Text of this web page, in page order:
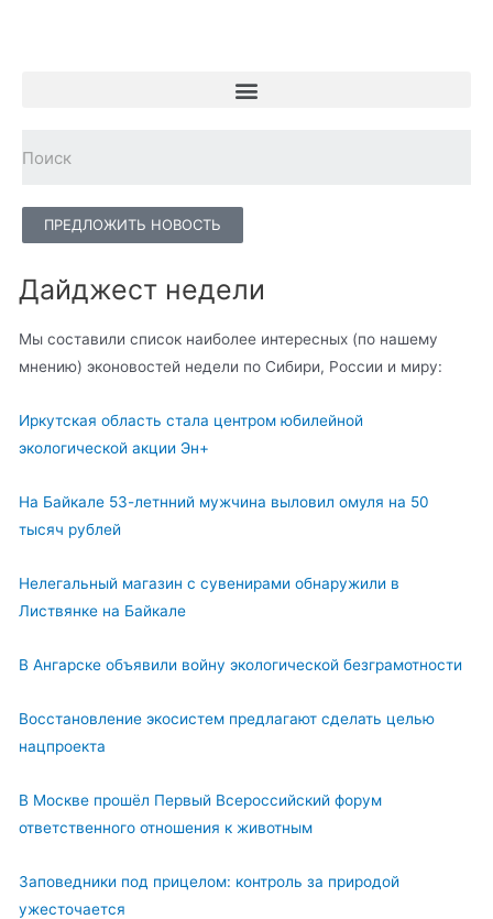
ПРЕДЛОЖИТЬ НОВОСТЬ
Дайджест недели
Мы составили список наиболее интересных (по нашему
мнению) эконовостей недели по Сибири, России и миру:
Иркутская область стала центром юбилейной
экологической акции Эн+
На Байкале 53-летнний мужчина выловил омуля на 50
тысяч рублей
Нелегальный магазин с сувенирами обнаружили в
Листвянке на Байкале
В Ангарске объявили войну экологической безграмотности
Восстановление экосистем предлагают сделать целью
нацпроекта
В Москве прошёл Первый Всероссийский форум
ответственного отношения к животным
Заповедники под прицелом: контроль за природой
ужесточается